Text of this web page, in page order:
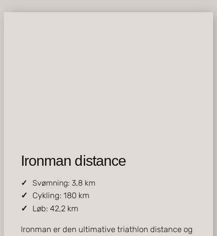
Ironman distance
Svømning: 3,8 km
Cykling: 180 km
Løb: 42,2 km
Ironman er den ultimative triathlon distance og